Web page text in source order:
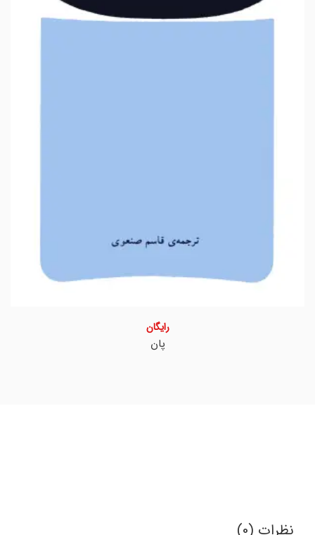
پان
رایگان
نظرات (0)